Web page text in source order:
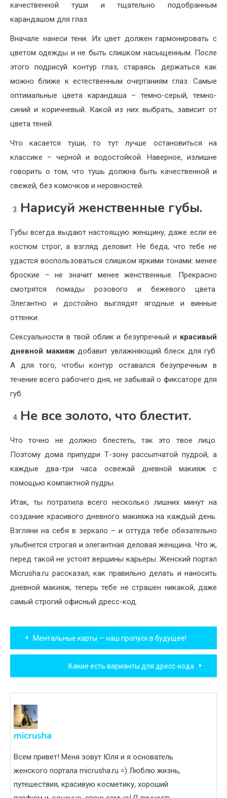
качественной туши и тщательно подобранным
карандашом для глаз.
Вначале нанеси тени. Их цвет должен гармонировать с
цветом одежды и не быть слишком насыщенным. После
этого подрисуй контур глаз, стараясь держаться как
можно ближе к естественным очертаниям глаз. Самые
оптимальные цвета карандаша – темно-серый, темно-
синий и коричневый. Какой из них выбрать, зависит от
цвета теней.
Что касается туши, то тут лучше остановиться на
классике – черной и водостойкой. Наверное, излишне
говорить о том, что тушь должна быть качественной и
свежей, без комочков и неровностей.
Нарисуй женственные губы.
Губы всегда выдают настоящую женщину, даже если ее
костюм строг, а взгляд деловит. Не беда, что тебе не
удастся воспользоваться слишком яркими тонами: менее
броские – не значит менее женственные. Прекрасно
смотрятся помады розового и бежевого цвета.
Элегантно и достойно выглядят ягодные и винные
оттенки.
Сексуальности в твой облик и безупречный и красивый
дневной макияж добавит увлажняющий блеск для губ.
А для того, чтобы контур оставался безупречным в
течение всего рабочего дня, не забывай о фиксаторе для
губ.
Не все золото, что блестит.
Что точно не должно блестеть, так это твое лицо.
Поэтому дома припудри Т-зону рассыпчатой пудрой, а
каждые два-три часа освежай дневной макияж с
помощью компактной пудры.
Итак, ты потратила всего несколько лишних минут на
создание красивого дневного макияжа на каждый день.
Взгляни на себя в зеркало – и оттуда тебе обязательно
улыбнется строгая и элегантная деловая женщина. Что ж,
перед такой не устоят вершины карьеры. Женский портал
Micrusha.ru рассказал, как правильно делать и наносить
дневной макияж, теперь тебе не страшен никакой, даже
самый строгий офисный дресс-код.
Навигация
по
записям
Ментальные карты — наш пропуск в будущее!
Какие есть варианты для дресс-кода
micrusha
Всем привет! Меня зовут Юля и я основатель
женского портала micrusha.ru =) Люблю жизнь,
путешествия, красивую косметику, хороший